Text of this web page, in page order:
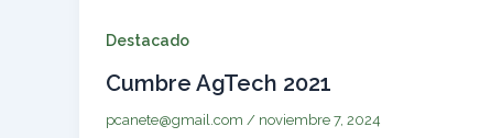
Destacado
Cumbre AgTech 2021
pcanete@gmail.com / noviembre 7, 2024